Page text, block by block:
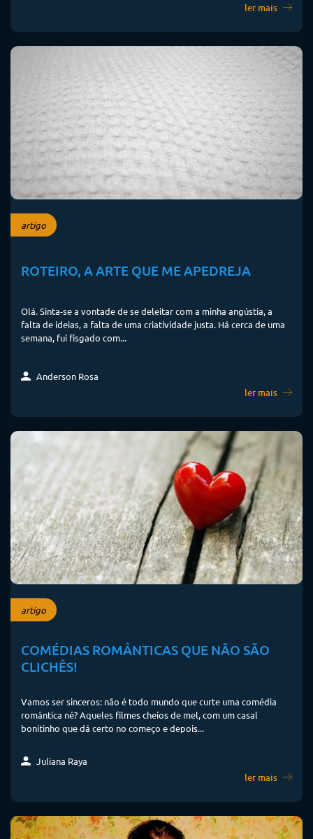
ler mais
artigo
ROTEIRO, A ARTE QUE ME APEDREJA
Olá. Sinta-se a vontade de se deleitar com a minha angústia, a
falta de ideias, a falta de uma criatividade justa. Há cerca de uma
semana, fui fisgado com...
Anderson Rosa
ler mais
artigo
COMÉDIAS ROMÂNTICAS QUE NÃO SÃO
CLICHÊS!
Vamos ser sinceros: não é todo mundo que curte uma comédia
romântica né? Aqueles filmes cheios de mel, com um casal
bonitinho que dá certo no começo e depois...
Juliana Raya
ler mais